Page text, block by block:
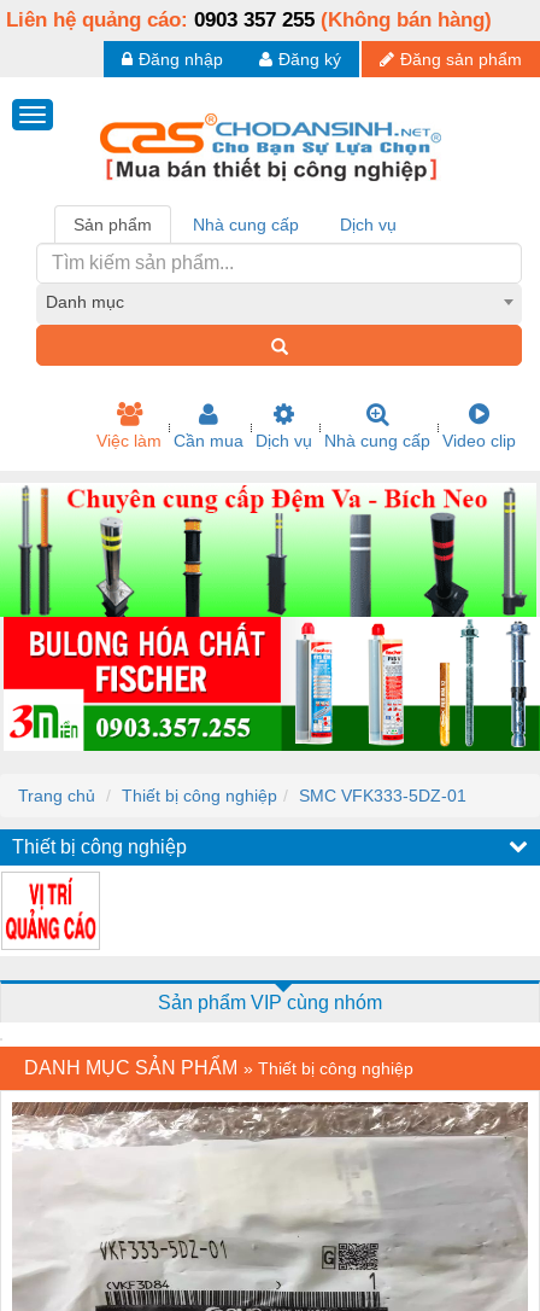
Liên hệ quảng cáo: 0903 357 255 (Không bán hàng)
Đăng sản phẩm
Đăng ký
Đăng nhập
Sản phẩm Nhà cung cấp Dịch vụ
Danh mục
Việc làm Cần mua Dịch vụ Nhà cung cấp Video clip
Trang chủ Thiết bị công nghiệp SMC VFK333-5DZ-01
Thiết bị công nghiệp
Sản phẩm VIP cùng nhóm
DANH MỤC SẢN PHẨM » Thiết bị công nghiệp